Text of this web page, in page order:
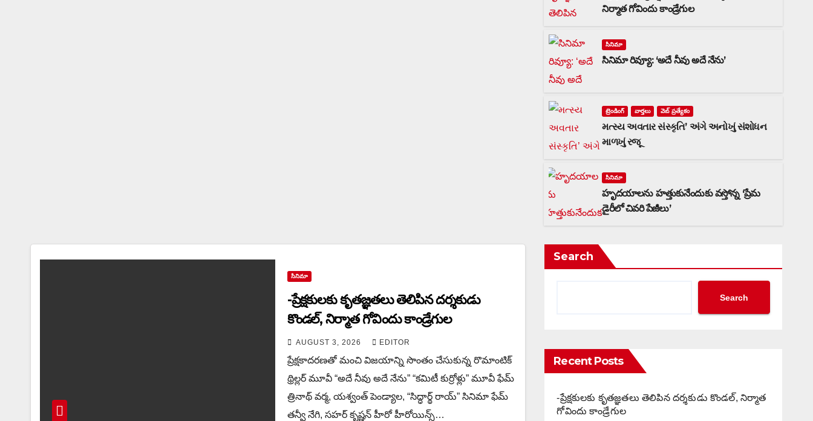
నిర్మాత గోవిందు కాండ్రేగుల
సినిమా
సినిమా రివ్యూ: ‘అదే నీవు అదే నేను’
ట్రెండింగ్ వార్త‌లు వెబ్ ప్రత్యేకం
મત્સ્ય અવતાર સંસ્કૃતિ’ અંગે અનોખું સંશોધન
માળખું રજૂ
సినిమా
హృదయాలను హత్తుకునేందుకు వస్తోన్న ‘ప్రేమ
డైరీలో చివరి పేజీలు’
సినిమా
-ప్రేక్షకులకు కృతజ్ఞతలు తెలిపిన దర్శకుడు
కొండల్, నిర్మాత గోవిందు కాండ్రేగుల
AUGUST 3, 2026 EDITOR
ప్రేక్షకాదరణతో మంచి విజయాన్ని సొంతం చేసుకున్న రొమాంటిక్
థ్రిల్లర్ మూవీ “అదే నీవు అదే నేను” “కమిటీ కుర్రోళ్లు” మూవీ ఫేమ్
త్రినాథ్ వర్మ, యశ్వంత్ పెండ్యాల, “సిద్ధార్థ్ రాయ్” సినిమా ఫేమ్
తన్వీ నేగి, సహర్ కృష్ణన్ హీరో హీరోయిన్స్…
Search
Search
Recent Posts
-ప్రేక్షకులకు కృతజ్ఞతలు తెలిపిన దర్శకుడు కొండల్, నిర్మాత
గోవిందు కాండ్రేగుల